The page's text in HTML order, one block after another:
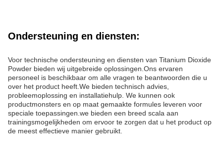
Ondersteuning en diensten:
Voor technische ondersteuning en diensten van Titanium Dioxide
Powder bieden wij uitgebreide oplossingen.Ons ervaren
personeel is beschikbaar om alle vragen te beantwoorden die u
over het product heeft.We bieden technisch advies,
probleemoplossing en installatiehulp. We kunnen ook
productmonsters en op maat gemaakte formules leveren voor
speciale toepassingen.we bieden een breed scala aan
trainingsmogelijkheden om ervoor te zorgen dat u het product op
de meest effectieve manier gebruikt.